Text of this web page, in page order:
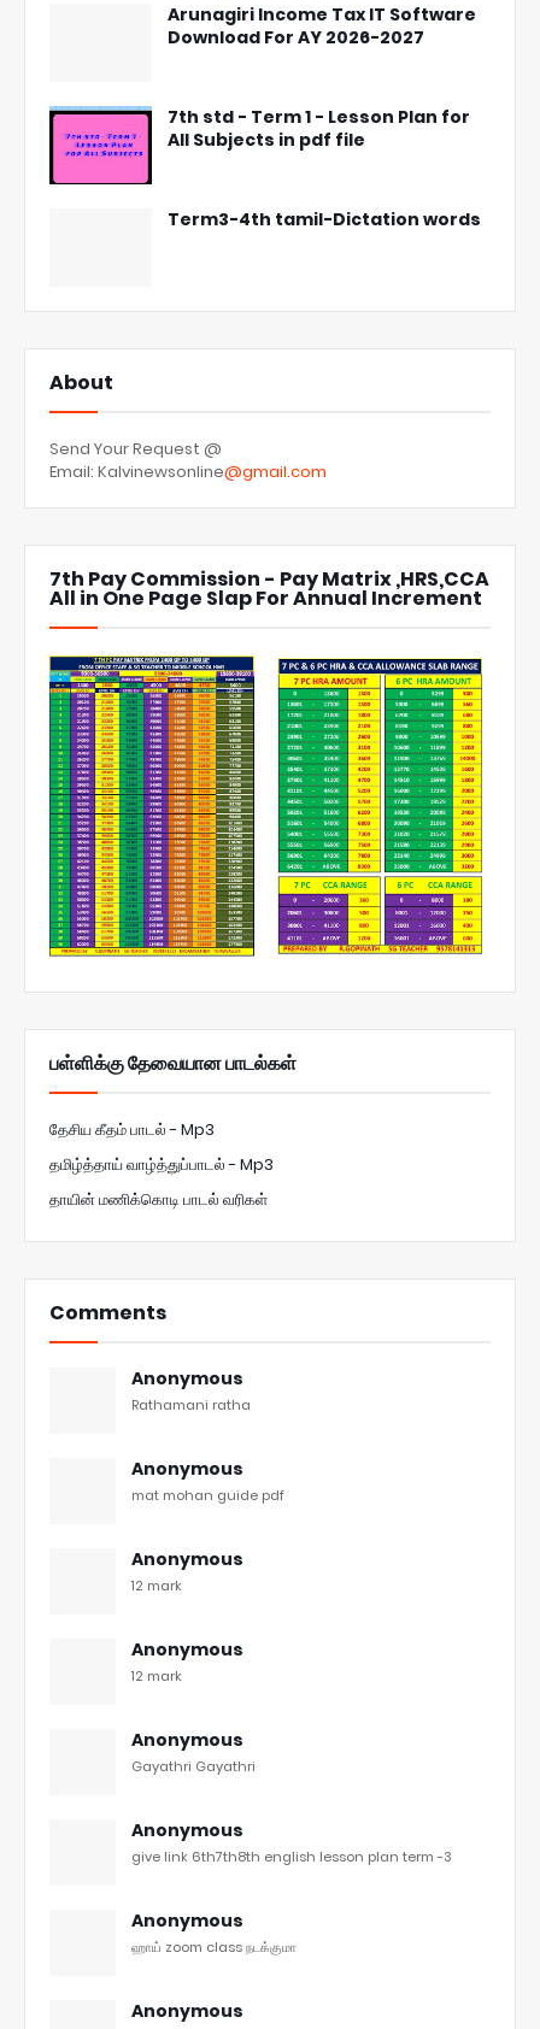
Arunagiri Income Tax IT Software
Download For AY 2026-2027
7th std - Term 1 - Lesson Plan for
All Subjects in pdf file
Term3-4th tamil-Dictation words
About
Send Your Request @
Email: Kalvinewsonline@gmail.com
7th Pay Commission - Pay Matrix ,HRS,CCA
All in One Page Slap For Annual Increment
பள்ளிக்கு தேவையான பாடல்கள்
தேசிய கீதம் பாடல் - Mp3
தமிழ்த்தாய் வாழ்த்துப்பாடல் - Mp3
தாயின் மணிக்கொடி பாடல் வரிகள்
Comments
Anonymous
Rathamani ratha
Anonymous
mat mohan guide pdf
Anonymous
12 mark
Anonymous
12 mark
Anonymous
Gayathri Gayathri
Anonymous
give link 6th7th8th english lesson plan term -3
Anonymous
ஹாய் zoom class நடக்குமா
Anonymous